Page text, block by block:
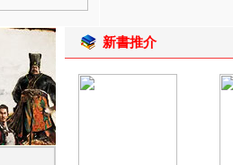
新書推介